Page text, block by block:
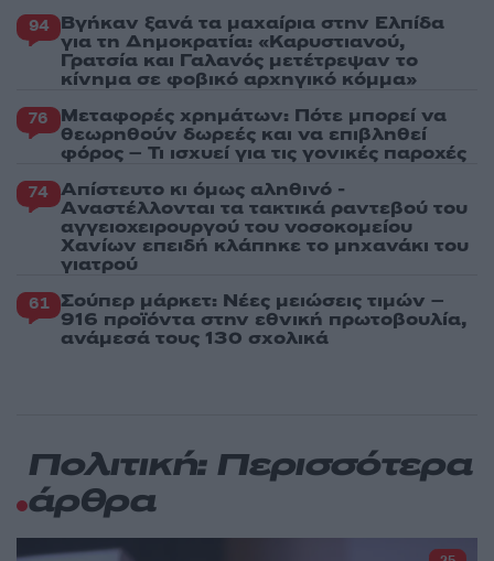
94 Βγήκαν ξανά τα μαχαίρια στην Ελπίδα
για τη Δημοκρατία: «Καρυστιανού,
Γρατσία και Γαλανός μετέτρεψαν το
κίνημα σε φοβικό αρχηγικό κόμμα»
76 Μεταφορές χρημάτων: Πότε μπορεί να
θεωρηθούν δωρεές και να επιβληθεί
φόρος – Τι ισχυεί για τις γονικές παροχές
74 Απίστευτο κι όμως αληθινό -
Aναστέλλονται τα τακτικά ραντεβού του
αγγειοχειρουργού του νοσοκομείου
Χανίων επειδή κλάπηκε το μηχανάκι του
γιατρού
61 Σούπερ μάρκετ: Νέες μειώσεις τιμών –
916 προϊόντα στην εθνική πρωτοβουλία,
ανάμεσά τους 130 σχολικά
Πολιτική: Περισσότερα
άρθρα